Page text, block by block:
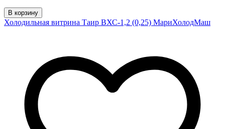
В корзину
Холодильная витрина Таир ВХС-1,2 (0,25) МариХолодМаш